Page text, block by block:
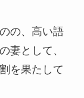
の、高い語
妻として、
を果たして